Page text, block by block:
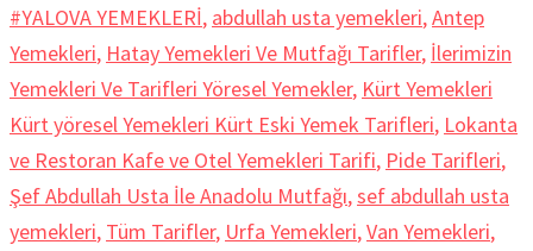
#YALOVA YEMEKLERİ, abdullah usta yemekleri,Antep
Yemekleri, Hatay Yemekleri Ve Mutfağı Tarifler, İlerimizin
Yemekleri Ve Tarifleri Yöresel Yemekler, Kürt Yemekleri
Kürt yöresel Yemekleri Kürt Eski Yemek Tarifleri, Lokanta
ve Restoran Kafe ve Otel Yemekleri Tarifi, Pide Tarifleri,
Şef Abdullah Usta İle Anadolu Mutfağı,sef abdullah usta
yemekleri, Tüm Tarifler, Urfa Yemekleri,Van Yemekleri,